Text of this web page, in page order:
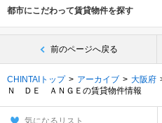
都市にこだわって賃貸物件を探す
前のページへ戻る
CHINTAIトップ アーカイブ 大阪府
Ｎ ＤＥ ＡＮＧＥの賃貸物件情報
気になるリスト